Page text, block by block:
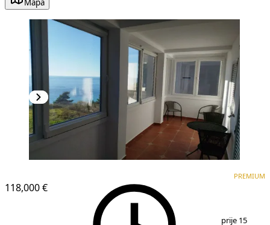
Mapa
118,000 €
PREMIUM
prije 15